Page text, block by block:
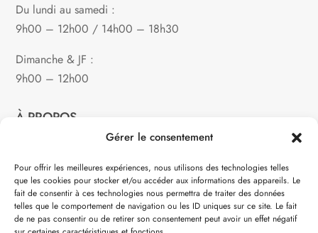
Gérer le consentement
Pour offrir les meilleures expériences, nous utilisons des technologies telles
que les cookies pour stocker et/ou accéder aux informations des appareils. Le
fait de consentir à ces technologies nous permettra de traiter des données
telles que le comportement de navigation ou les ID uniques sur ce site. Le fait
de ne pas consentir ou de retirer son consentement peut avoir un effet négatif
Du lundi au samedi :
9h00 – 12h00 / 14h00 – 18h30
Dimanche & JF :
9h00 – 12h00
À PROPOS
Notre philosophie
Contact
Partenaire de: